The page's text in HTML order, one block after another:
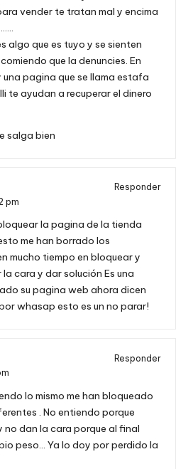
vender te tratan mal y encima
algo que es tuyo y se sienten
que la denuncies. En
pagina que se llama estafa
te ayudan a recuperar el dinero
salga bien
Responder
pm
la pagina de la tienda
me han borrado los
mucho tiempo en bloquear y
cara y dar solución Es una
su pagina web ahora dicen
whasap esto es un no parar!
Responder
lo mismo me han bloqueado
. No entiendo porque
no dan la cara porque al final
peso… Ya lo doy por perdido la